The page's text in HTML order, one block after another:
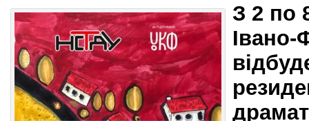
З 2 по
Івано-